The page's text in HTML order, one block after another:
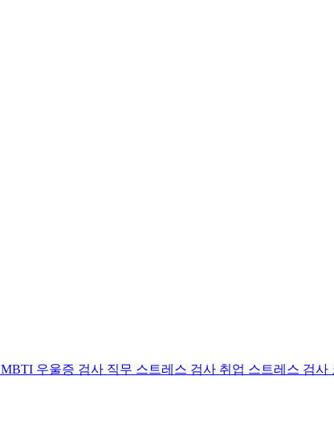
MBTI 우울증 검사 직무 스트레스 검사 취업 스트레스 검사